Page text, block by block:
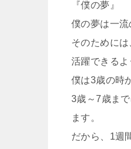
『僕の夢』
僕の夢は一
そのために
活躍できる
僕は3歳の時
3歳～7歳ま
ます。
だから、1週